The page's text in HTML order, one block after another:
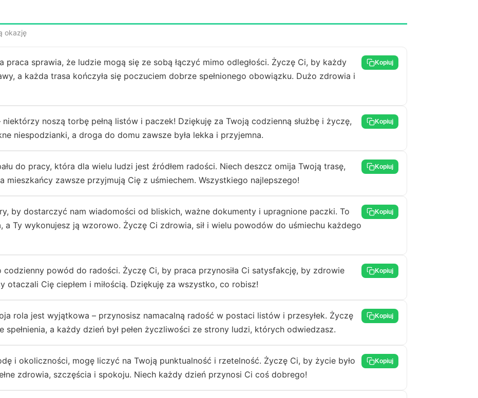
okazję
praca sprawia, że ludzie mogą się ze sobą łączyć mimo odległości. Życzę Ci, by każdy
a każda trasa kończyła się poczuciem dobrze spełnionego obowiązku. Dużo zdrowia i
Kopiuj
noszą torbę pełną listów i paczek! Dziękuję za Twoją codzienną służbę i życzę,
niespodzianki, a droga do domu zawsze była lekka i przyjemna.
Kopiuj
do pracy, która dla wielu ludzi jest źródłem radości. Niech deszcz omija Twoją trasę,
mieszkańcy zawsze przyjmują Cię z uśmiechem. Wszystkiego najlepszego!
Kopiuj
by dostarczyć nam wiadomości od bliskich, ważne dokumenty i upragnione paczki. To
a Ty wykonujesz ją wzorowo. Życzę Ci zdrowia, sił i wielu powodów do uśmiechu każdego
Kopiuj
powód do radości. Życzę Ci, by praca przynosiła Ci satysfakcję, by zdrowie
otaczali Cię ciepłem i miłością. Dziękuję za wszystko, co robisz!
Kopiuj
rola jest wyjątkowa – przynosisz namacalną radość w postaci listów i przesyłek. Życzę
spełnienia, a każdy dzień był pełen życzliwości ze strony ludzi, których odwiedzasz.
Kopiuj
i okoliczności, mogę liczyć na Twoją punktualność i rzetelność. Życzę Ci, by życie było
zdrowia, szczęścia i spokoju. Niech każdy dzień przynosi Ci coś dobrego!
Kopiuj